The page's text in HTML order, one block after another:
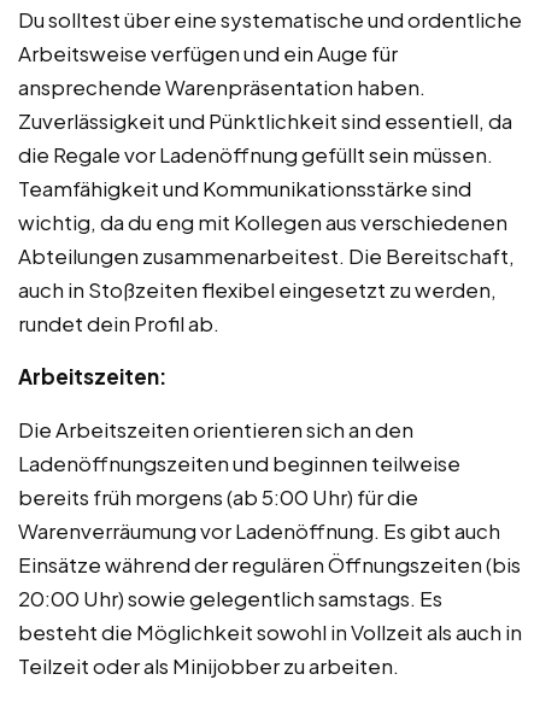
Du solltest über eine systematische und ordentliche
Arbeitsweise verfügen und ein Auge für
ansprechende Warenpräsentation haben.
Zuverlässigkeit und Pünktlichkeit sind essentiell, da
die Regale vor Ladenöffnung gefüllt sein müssen.
Teamfähigkeit und Kommunikationsstärke sind
wichtig, da du eng mit Kollegen aus verschiedenen
Abteilungen zusammenarbeitest. Die Bereitschaft,
auch in Stoßzeiten flexibel eingesetzt zu werden,
rundet dein Profil ab.
Arbeitszeiten:
Die Arbeitszeiten orientieren sich an den
Ladenöffnungszeiten und beginnen teilweise
bereits früh morgens (ab 5:00 Uhr) für die
Warenverräumung vor Ladenöffnung. Es gibt auch
Einsätze während der regulären Öffnungszeiten (bis
20:00 Uhr) sowie gelegentlich samstags. Es
besteht die Möglichkeit sowohl in Vollzeit als auch in
Teilzeit oder als Minijobber zu arbeiten.